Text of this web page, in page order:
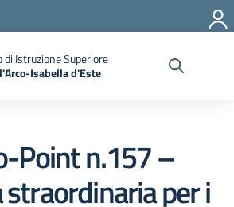
di Istruzione Superiore
Isabella d'Este
Point n.157 –
per i